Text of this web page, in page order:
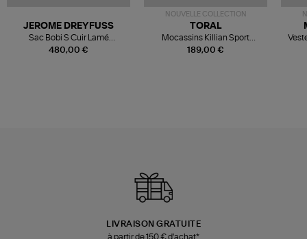
480,00 €
JEROME DREYFUSS
Sac Bobi S Cuir Lamé
Champagne
NOUVELLE COLLECTION
189,00 €
TORAL
Mocassins Killian Sport
Mousse
LIVRAISON GRATUITE
à partir de 150 € d'achat*